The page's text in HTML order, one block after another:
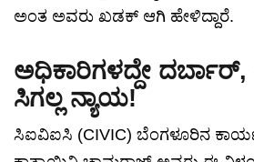
ಅಂತ ಅವರು ಖಡಕ್ ಆಗಿ ಹೇಳಿದ್ದಾರೆ.
ಅಧಿಕಾರಿಗಳದ್ದೇ
ಸಿಗಲ್ಲ ನ್ಯಾಯ!
ಸಿಐವಿಐಸಿ (CIVIC) ಬೆಂಗಳೂರಿನ